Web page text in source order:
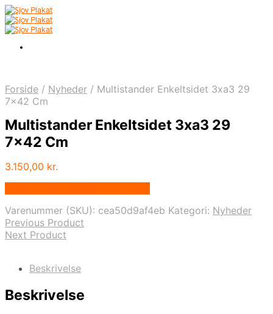
Forside / Nyheder / Multistander Enkeltsidet 3xa3 29
7×42 Cm
Multistander Enkeltsidet 3xa3 29
7×42 Cm
3.150,00 kr.
Varenummer (SKU): cea50d9af4eb Kategori: Nyheder
Previous Product
Next Product
Beskrivelse
Beskrivelse